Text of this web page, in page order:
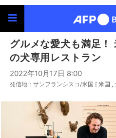
グルメな愛犬も満足！
の犬専用レストラン
2022年10月17日 8:00
発信地：サンフランシスコ/米国 [ 米国